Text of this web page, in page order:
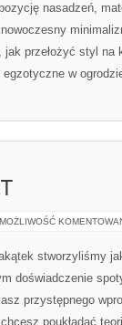
nasadzeń,
przełożyć styl na
w
MOŻLIWOŚĆ
stworzyliśmy
doświadczenie
przystępnego
poukładać